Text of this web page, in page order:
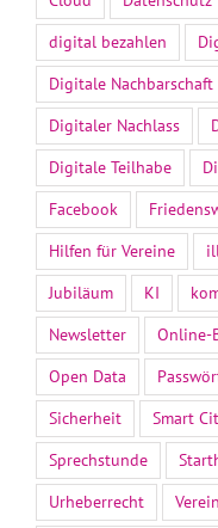
digital bezahlen
Digitale Nachbarschaft
Digitaler Nachlass
Digitale Teilhabe
Facebook
Hilfen für Vereine
Jubiläum
KI
Newsletter
Online-
Open Data
Sicherheit
Smart
Sprechstunde
Urheberrecht